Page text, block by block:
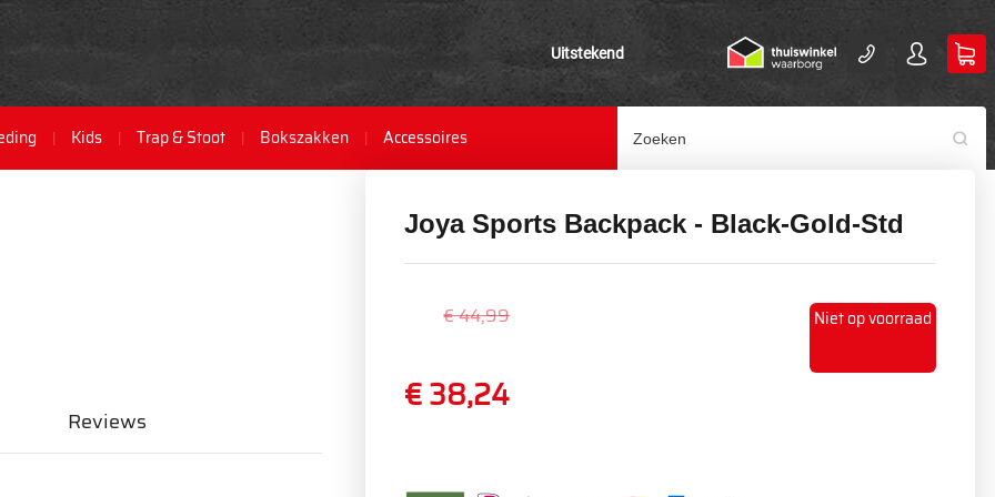
Uitstekend
Kids Trap & Stoot Bokszakken Accessoires
Joya Sports Backpack - Black-Gold-Std
€ 44,99
€ 38,24
Niet op voorraad
Reviews